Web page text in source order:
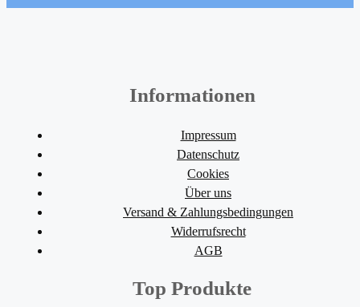
Informationen
Impressum
Datenschutz
Cookies
Über uns
Versand & Zahlungsbedingungen
Widerrufsrecht
AGB
Top Produkte